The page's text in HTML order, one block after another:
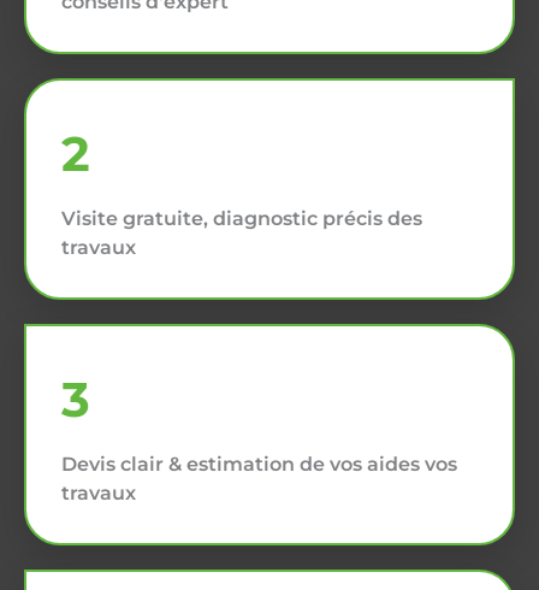
2
Visite gratuite, diagnostic précis des
travaux
3
Devis clair & estimation de vos aides vos
travaux